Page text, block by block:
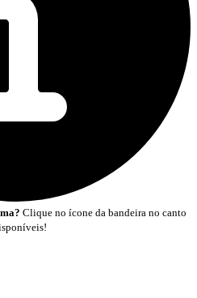
Clique no ícone da bandeira no canto